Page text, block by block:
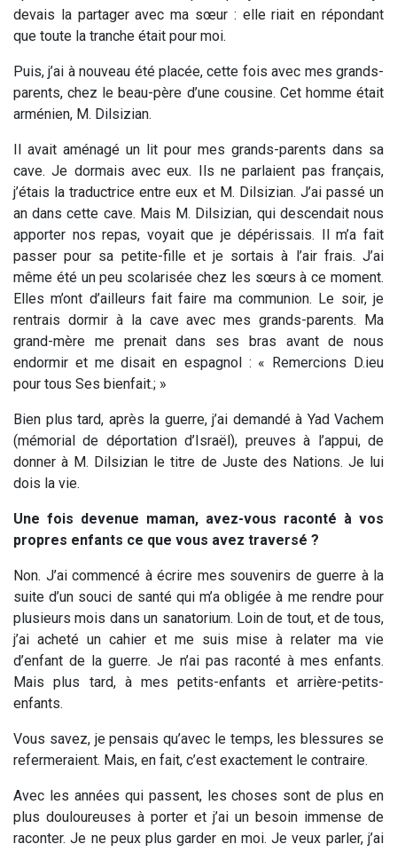
devais la partager avec ma sœur : elle riait en répondant
que toute la tranche était pour moi.
Puis, j’ai à nouveau été placée, cette fois avec mes grands-
parents, chez le beau-père d’une cousine. Cet homme était
arménien, M. Dilsizian.
Il avait aménagé un lit pour mes grands-parents dans sa
cave. Je dormais avec eux. Ils ne parlaient pas français,
j’étais la traductrice entre eux et M. Dilsizian. J’ai passé un
an dans cette cave. Mais M. Dilsizian, qui descendait nous
apporter nos repas, voyait que je dépérissais. Il m’a fait
passer pour sa petite-fille et je sortais à l’air frais. J’ai
même été un peu scolarisée chez les sœurs à ce moment.
Elles m’ont d’ailleurs fait faire ma communion. Le soir, je
rentrais dormir à la cave avec mes grands-parents. Ma
grand-mère me prenait dans ses bras avant de nous
endormir et me disait en espagnol : « Remercions D.ieu
pour tous Ses bienfait.; »
Bien plus tard, après la guerre, j’ai demandé à Yad Vachem
(mémorial de déportation d’Israël), preuves à l’appui, de
donner à M. Dilsizian le titre de Juste des Nations. Je lui
dois la vie.
Une fois devenue maman, avez-vous raconté à vos
propres enfants ce que vous avez traversé ?
Non. J’ai commencé à écrire mes souvenirs de guerre à la
suite d’un souci de santé qui m’a obligée à me rendre pour
plusieurs mois dans un sanatorium. Loin de tout, et de tous,
j’ai acheté un cahier et me suis mise à relater ma vie
d’enfant de la guerre. Je n’ai pas raconté à mes enfants.
Mais plus tard, à mes petits-enfants et arrière-petits-
enfants.
Vous savez, je pensais qu’avec le temps, les blessures se
refermeraient. Mais, en fait, c’est exactement le contraire.
Avec les années qui passent, les choses sont de plus en
plus douloureuses à porter et j’ai un besoin immense de
raconter. Je ne peux plus garder en moi. Je veux parler, j’ai